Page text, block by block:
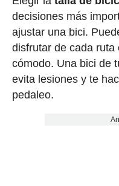
decisiones más
ajustar una bici.
disfrutar de cada
cómodo. Una bici de
evita lesiones y te
pedaleo.